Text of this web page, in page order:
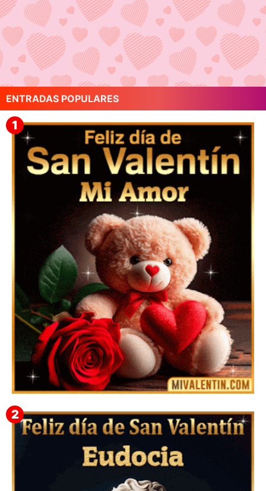
ENTRADAS POPULARES